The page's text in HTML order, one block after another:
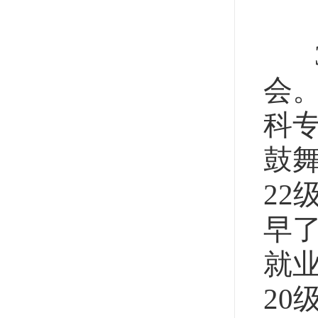
会
科
鼓
22
早
就
20